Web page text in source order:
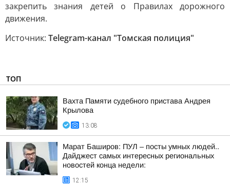
закрепить знания детей о Правилах дорожного
движения.
Источник: Telegram-канал "Томская полиция"
ТОП
Вахта Памяти судебного пристава Андрея
Крылова
13:08
Марат Баширов: ПУЛ – посты умных людей..
Дайджест самых интересных региональных
новостей конца недели:
12:15